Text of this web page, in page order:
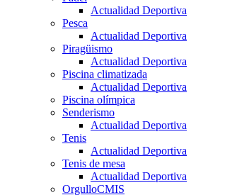
Actualidad Deportiva
Pesca
Actualidad Deportiva
Piragüismo
Actualidad Deportiva
Piscina climatizada
Actualidad Deportiva
Piscina olímpica
Senderismo
Actualidad Deportiva
Tenis
Actualidad Deportiva
Tenis de mesa
Actualidad Deportiva
OrgulloCMIS